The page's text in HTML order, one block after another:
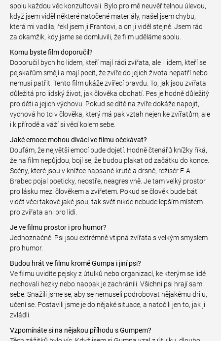
spolu každou věc konzultovali. Bylo pro mě neuvěřitelnou úlevou,
když jsem viděl některé natočené materiály, našel jsem chybu,
která mi vadila, řekl jsem ji Frantovi, a on ji viděl stejně. Jsem rád
za okamžik, kdy jsme se domluvili, že film uděláme spolu.
Komu byste film doporučil?
Doporučil bych ho lidem, kteří mají rádi zvířata, ale i lidem, kteří se
pejskařům smějí a mají pocit, že zvíře do jejich života nepatří nebo
nemusí patřit. Tento film ukáže zvířecí pravdu. To, jak jsou zvířata
důležitá pro lidský život, jak člověka obohatí. Pes je hodně důležitý
pro děti a jejich výchovu. Pokud se dítě na zvíře dokáže napojit,
vychová ho to v člověka, který má pak vztah nejen ke zvířatům, ale
i k přírodě a váží si věcí kolem sebe.
Jaké emoce mohou diváci ve filmu očekávat?
Doufám, že největší emocí bude dojetí. Hodně čtenářů knížky říká,
že na film nepůjdou, bojí se, že budou plakat od začátku do konce.
Scény, které jsou v knížce napsané krutě a drsně, režisér F. A.
Brabec pojal poeticky, neostře, neagresivně. Je tam velký prostor
pro lásku mezi člověkem a zvířetem. Pokud se člověk bude bát
vidět věci takové jaké jsou, tak svět nikde nebude lepším místem
pro zvířata ani pro lidi.
Je ve filmu prostor i pro humor?
Jednoznačně. Psi jsou extrémně vtipná zvířata s velkým smyslem
pro humor.
Budou hrát ve filmu kromě Gumpa i jiní psi?
Ve filmu uvidíte pejsky z útulků nebo organizací, ke kterým se lidé
nechovali hezky nebo naopak je zachránili. Všichni psi hrají sami
sebe. Snažili jsme se, aby se nemuseli podrobovat nějakému drilu,
učení se. Postavili jsme je do nějaké situace, a natočili jen to, jak ji
zvládli.
Vzpomínáte si na nějakou příhodu s Gumpem?